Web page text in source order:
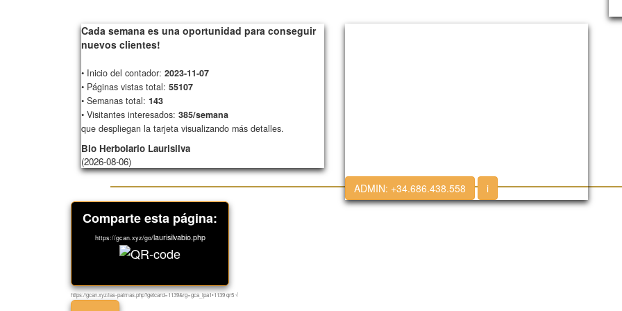
Cada semana es una oportunidad para conseguir
nuevos clientes!
• Inicio del contador: 2023-11-07
• Páginas vistas total: 55107
• Semanas total: 143
• Visitantes interesados: 385/semana
que despliegan la tarjeta visualizando más detalles.
Bio Herbolario Laurisilva
(2026-08-06)
ADMIN: +34.686.438.558 i
Comparte esta página:
https://gcan.xyz/go/laurisilvabio.php
https://gcan.xyz/las-palmas.php?getcard=1139&rg=gca_lpa1•1139 qr5 √